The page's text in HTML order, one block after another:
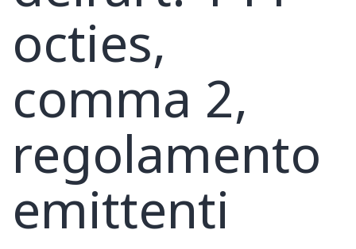
octies,
comma 2,
regolamento
emittenti